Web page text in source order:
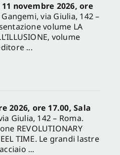
novembre 2026, ore
Gangemi, via Giulia, 142 –
volume LA
volume
...
2026, ore 17.00, Sala
Giulia, 142 – Roma.
REVOLUTIONARY
TIME. Le grandi lastre
...